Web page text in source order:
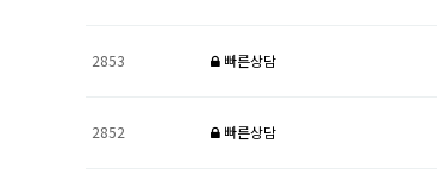
2853 빠른상담
2852 빠른상담